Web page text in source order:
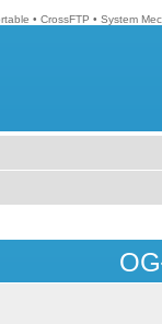
• CrossFTP • System